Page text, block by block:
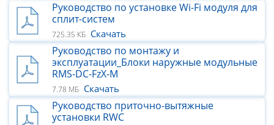
Руководство по установке Wi-Fi модуля для
сплит-систем
725.35 КБ Скачать
Руководство по монтажу и
эксплуатации_Блоки наружные модульные
RMS-DC-FzX-M
7.78 МБ Скачать
Руководство приточно-вытяжные
установки RWC